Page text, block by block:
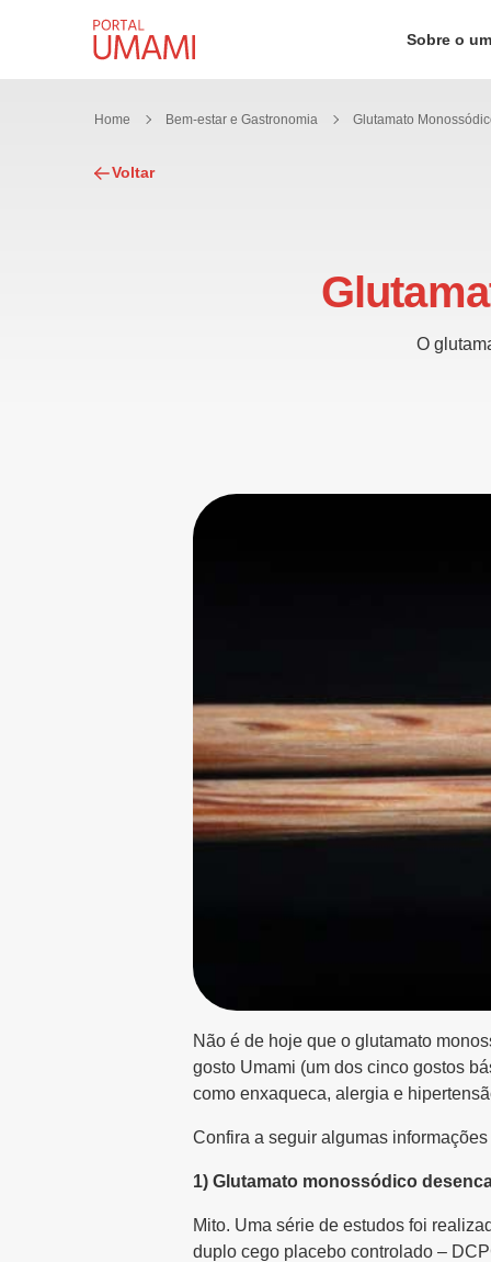
Sobre o
Home Bem-estar e Gastronomia
Voltar
O
Não é de hoje que o glutamato
gosto Umami (um dos cinco gostos
como enxaqueca, alergia e
Confira a seguir algumas
1) Glutamato monossódico
Mito. Uma série de estudos foi
duplo cego placebo controlado –